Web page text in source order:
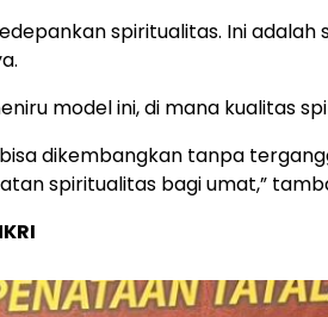
spiritualitas. Ini
model ini, di mana kualitas
dikembangkan tanpa
spiritualitas bagi umat,”